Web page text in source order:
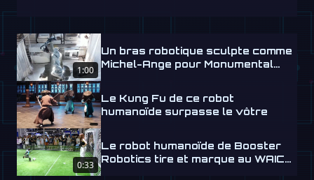
1:00
Un bras robotique sculpte comme
Michel-Ange pour Monumental
Le Kung Fu de ce robot
humanoïde surpasse le vôtre
0:33
Le robot humanoïde de Booster
Robotics tire et marque au WAIC